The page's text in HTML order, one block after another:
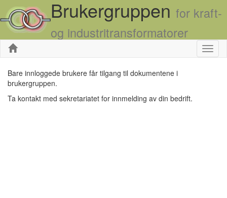
Brukergruppen for kraft-
og industritransformatorer
Skjul
Bare innloggede brukere får tilgang til dokumentene i
brukergruppen.
Ta kontakt med sekretariatet for innmelding av din bedrift.